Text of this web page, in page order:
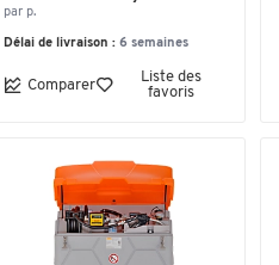
par p.
Délai de livraison : 6 semaines
Comparer
Liste des
favoris